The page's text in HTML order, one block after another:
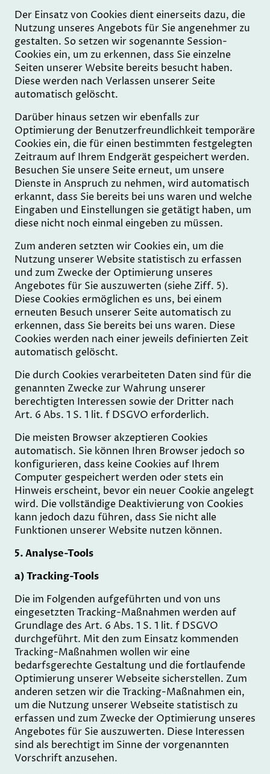
Der Einsatz von Cookies dient einerseits dazu, die
Nutzung unseres Angebots für Sie angenehmer zu
gestalten. So setzen wir sogenannte Session-
Cookies ein, um zu erkennen, dass Sie einzelne
Seiten unserer Website bereits besucht haben.
Diese werden nach Verlassen unserer Seite
automatisch gelöscht.
Darüber hinaus setzen wir ebenfalls zur
Optimierung der Benutzerfreundlichkeit temporäre
Cookies ein, die für einen bestimmten festgelegten
Zeitraum auf Ihrem Endgerät gespeichert werden.
Besuchen Sie unsere Seite erneut, um unsere
Dienste in Anspruch zu nehmen, wird automatisch
erkannt, dass Sie bereits bei uns waren und welche
Eingaben und Einstellungen sie getätigt haben, um
diese nicht noch einmal eingeben zu müssen.
Zum anderen setzten wir Cookies ein, um die
Nutzung unserer Website statistisch zu erfassen
und zum Zwecke der Optimierung unseres
Angebotes für Sie auszuwerten (siehe Ziff. 5).
Diese Cookies ermöglichen es uns, bei einem
erneuten Besuch unserer Seite automatisch zu
erkennen, dass Sie bereits bei uns waren. Diese
Cookies werden nach einer jeweils definierten Zeit
automatisch gelöscht.
Die durch Cookies verarbeiteten Daten sind für die
genannten Zwecke zur Wahrung unserer
berechtigten Interessen sowie der Dritter nach
Art. 6 Abs. 1 S. 1 lit. f DSGVO erforderlich.
Die meisten Browser akzeptieren Cookies
automatisch. Sie können Ihren Browser jedoch so
konfigurieren, dass keine Cookies auf Ihrem
Computer gespeichert werden oder stets ein
Hinweis erscheint, bevor ein neuer Cookie angelegt
wird. Die vollständige Deaktivierung von Cookies
kann jedoch dazu führen, dass Sie nicht alle
Funktionen unserer Website nutzen können.
5. Analyse-Tools
a) Tracking-Tools
Die im Folgenden aufgeführten und von uns
eingesetzten Tracking-Maßnahmen werden auf
Grundlage des Art. 6 Abs. 1 S. 1 lit. f DSGVO
durchgeführt. Mit den zum Einsatz kommenden
Tracking-Maßnahmen wollen wir eine
bedarfsgerechte Gestaltung und die fortlaufende
Optimierung unserer Webseite sicherstellen. Zum
anderen setzen wir die Tracking-Maßnahmen ein,
um die Nutzung unserer Webseite statistisch zu
erfassen und zum Zwecke der Optimierung unseres
Angebotes für Sie auszuwerten. Diese Interessen
sind als berechtigt im Sinne der vorgenannten
Vorschrift anzusehen.